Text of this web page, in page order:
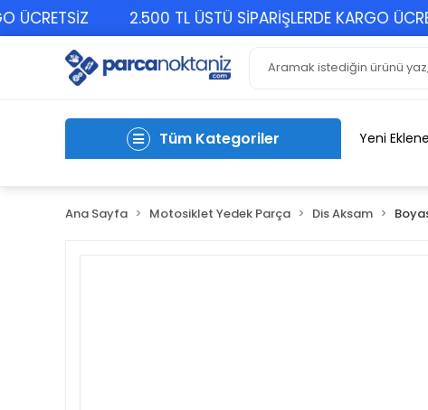
2.500 TL ÜSTÜ SİPARİŞLERDE KARGO
Tüm Kategoriler Yeni
Ana Sayfa Motosiklet Yedek Parça Dis Aksam